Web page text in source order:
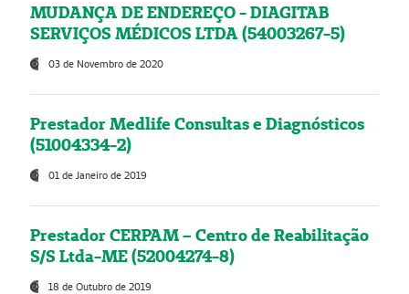
MUDANÇA DE ENDEREÇO - DIAGITAB
SERVIÇOS MÉDICOS LTDA (54003267-5)
03 de Novembro de 2020
Prestador Medlife Consultas e Diagnósticos
(51004334-2)
01 de Janeiro de 2019
Prestador CERPAM – Centro de Reabilitação
S/S Ltda-ME (52004274-8)
18 de Outubro de 2019